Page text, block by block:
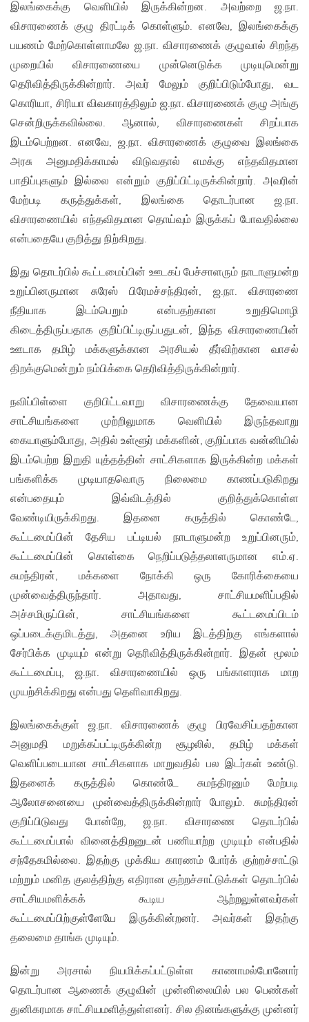
இலங்கைக்கு வெளியில் இருக்கின்றன. அவற்றை ஜ.நா.
விசாரணைக் குழு திரட்டிக் கொள்ளும். எனவே, இலங்கைக்கு
பயணம் மேற்கொள்ளாமலே ஜ.நா. விசாரணைக் குழுவால் சிறந்த
முறையில் விசாரணையை முன்னெடுக்க முடியுமென்று
தெரிவித்திருக்கின்றார். அவர் மேலும் குறிப்பிடும்போது, வட
கொரியா, சிரியா விவகாரத்திலும் ஜ.நா. விசாரணைக் குழு அங்கு
சென்றிருக்கவில்லை. ஆனால், விசாரணைகள் சிறப்பாக
இடம்பெற்றன. எனவே, ஜ.நா. விசாரணைக் குழுவை இலங்கை
அரசு அனுமதிக்காமல் விடுவதால் எமக்கு எந்தவிதமான
பாதிப்புகளும் இல்லை என்றும் குறிப்பிட்டிருக்கின்றார். அவரின்
மேற்படி கருத்துக்கள், இலங்கை தொடர்பான ஜ.நா.
விசாரணையில் எந்தவிதமான தொய்வும் இருக்கப் போவதில்லை
என்பதையே குறித்து நிற்கிறது.
இது தொடர்பில் கூட்டமைப்பின் ஊடகப் பேச்சாளரும் நாடாளுமன்ற
உறுப்பினருமான சுரேஸ் பிரேமச்சந்திரன், ஜ.நா. விசாரணை
நீதியாக இடம்பெறும் என்பதற்கான உறுதிமொழி
கிடைத்திருப்பதாக குறிப்பிட்டிருப்பதுடன், இந்த விசாரணையின்
ஊடாக தமிழ் மக்களுக்கான அரசியல் தீர்விற்கான வாசல்
திறக்குமென்றும் நம்பிக்கை தெரிவித்திருக்கின்றார்.
நவிப்பிள்ளை குறிபிட்டவாறு விசாரணைக்கு தேவையான
சாட்சியங்களை முற்றிலுமாக வெளியில் இருந்தவாறு
கையாளும்போது, அதில் உள்ளூர் மக்களின், குறிப்பாக வன்னியில்
இடம்பெற்ற இறுதி யுத்தத்தின் சாட்சிகளாக இருக்கின்ற மக்கள்
பங்களிக்க முடியாதவொரு நிலைமை காணப்படுகிறது
என்பதையும் இவ்விடத்தில் குறித்துக்கொள்ள
வேண்டியிருக்கிறது. இதனை கருத்தில் கொண்டே,
கூட்டமைப்பின் தேசிய பட்டியல் நாடாளுமன்ற உறுப்பினரும்,
கூட்டமைப்பின் கொள்கை நெறிப்படுத்தலாளருமான எம்.ஏ.
சுமந்திரன், மக்களை நோக்கி ஒரு கோரிக்கையை
முன்வைத்திருந்தார். அதாவது, சாட்சியமளிப்பதில்
அச்சமிருப்பின், சாட்சியங்களை கூட்டமைப்பிடம்
ஒப்படைக்குமிடத்து, அதனை உரிய இடத்திற்கு எங்களால்
சேர்பிக்க முடியும் என்று தெரிவித்திருக்கின்றார். இதன் மூலம்
கூட்டமைப்பு, ஜ.நா. விசாரணையில் ஒரு பங்காளராக மாற
முயற்சிக்கிறது என்பது தெளிவாகிறது.
இலங்கைக்குள் ஜ.நா. விசாரணைக் குழு பிரவேசிப்பதற்கான
அனுமதி மறுக்கப்பட்டிருக்கின்ற சூழலில், தமிழ் மக்கள்
வெளிப்படையான சாட்சிகளாக மாறுவதில் பல இடர்கள் உண்டு.
இதனைக் கருத்தில் கொண்டே சுமந்திரனும் மேற்படி
ஆலோசனையை முன்வைத்திருக்கின்றார் போலும். சுமந்திரன்
குறிப்பிடுவது போன்றே, ஜ.நா. விசாரணை தொடர்பில்
கூட்டமைப்பால் வினைத்திறனுடன் பணியாற்ற முடியும் என்பதில்
சந்தேகமில்லை. இதற்கு முக்கிய காரணம் போர்க் குற்றச்சாட்டு
மற்றும் மனித குலத்திற்கு எதிரான குற்றச்சாட்டுக்கள் தொடர்பில்
சாட்சியமளிக்கக் கூடிய ஆற்றலுள்ளவர்கள்
கூட்டமைப்பிற்குள்ளேயே இருக்கின்றனர். அவர்கள் இதற்கு
தலைமை தாங்க முடியும்.
இன்று அரசால் நியமிக்கப்பட்டுள்ள காணாமல்போனோர்
தொடர்பான ஆணைக் குழுவின் முன்னிலையில் பல பெண்கள்
துனிகரமாக சாட்சியமளித்துள்ளனர். சில தினங்களுக்கு முன்னர்